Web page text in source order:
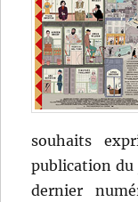
souhaits
publication du
dernier